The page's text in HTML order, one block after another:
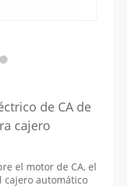
de CA de
cajero
el motor de CA, el
cajero automático